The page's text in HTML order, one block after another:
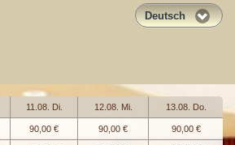
Deutsch
11.08. Di. 12.08. Mi. 13.08. Do.
90,00 € 90,00 € 90,00 €